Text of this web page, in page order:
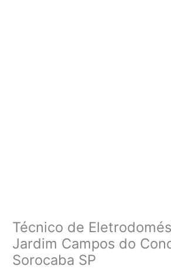
Técnico de
Jardim Campos do
Sorocaba SP